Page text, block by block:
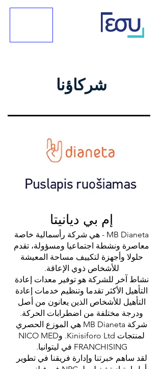
شركاؤنا
إم بي ديانيتا
MB Dianeta - هي شركة رأسمالية خاصة
معاصرة ونشطة اجتماعيا ومسؤولة، تقدم
حلولا وأجهزة لتكييف مساحة المعيشة
للأشخاص ذوي الإعاقة.
نشاط آخر للشركة هو توفير معدات إعادة
التأهيل الأكثر تقدما وتنظيم خدمات إعادة
التأهيل للأشخاص الذين يعانون من أصل
ودرجة مختلفة من اضطرابات الحركة.
شركة MB Dianeta هي الموزع الحصري
لمنتجات Kinisiforo Ltd. وNICO MED
FRANCHISING في ليتوانيا.
لقد ساهم خبرتنا وإدارة فريقنا في تطوير